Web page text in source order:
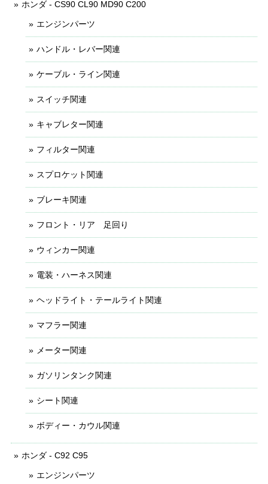
ホンダ - CS90 CL90 MD90 C200
エンジンパーツ
ハンドル・レバー関連
ケーブル・ライン関連
スイッチ関連
キャブレター関連
フィルター関連
スプロケット関連
ブレーキ関連
フロント・リア 足回り
ウィンカー関連
電装・ハーネス関連
ヘッドライト・テールライト関連
マフラー関連
メーター関連
ガソリンタンク関連
シート関連
ボディー・カウル関連
ホンダ - C92 C95
エンジンパーツ